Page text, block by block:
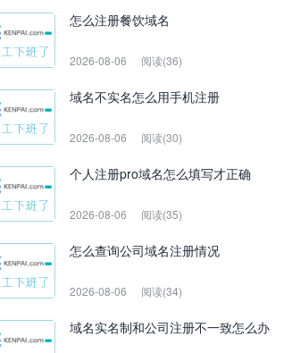
怎么注册餐饮域名
2026-08-06 阅读(36)
域名不实名怎么用手机注册
2026-08-06 阅读(30)
个人注册pro域名怎么填写才正确
2026-08-06 阅读(35)
怎么查询公司域名注册情况
2026-08-06 阅读(34)
域名实名制和公司注册不一致怎么办